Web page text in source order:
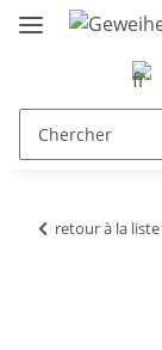
retour à la liste